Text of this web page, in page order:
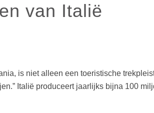
van Italië
is niet alleen een toeristische
Italië produceert jaarlijks bijna 100